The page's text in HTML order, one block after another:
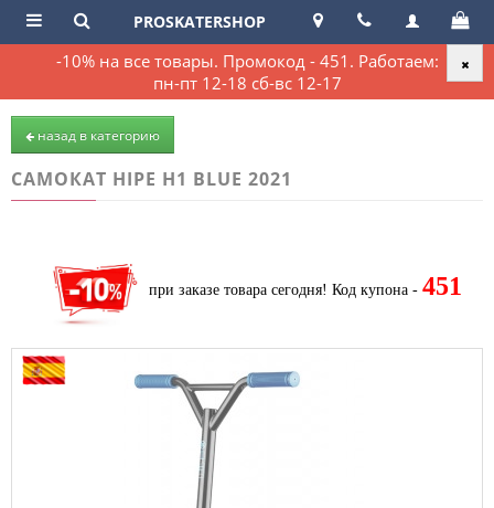
-10% на все товары. Промокод - 451. Работаем:
пн-пт 12-18 сб-вс 12-17
PROSKATERSHOP
назад в категорию
САМОКАТ HIPE H1 BLUE 2021
при заказе товара сегодня! Код купона - 451